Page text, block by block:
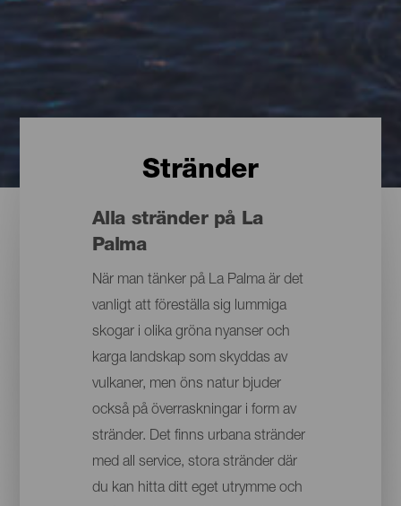
Stränder
Alla stränder på La
Palma
När man tänker på La Palma är det
vanligt att föreställa sig lummiga
skogar i olika gröna nyanser och
karga landskap som skyddas av
vulkaner, men öns natur bjuder
också på överraskningar i form av
stränder. Det finns urbana stränder
med all service, stora stränder där
du kan hitta ditt eget utrymme och